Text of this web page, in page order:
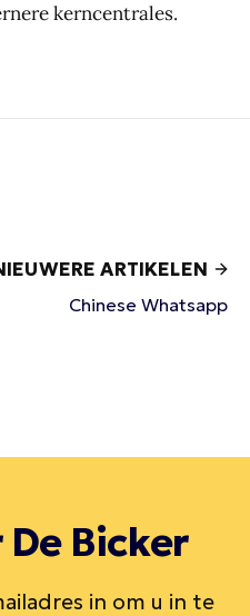
kerncentrales.
ARTIKELEN
Chinese Whatsapp
Bicker
in om u in te